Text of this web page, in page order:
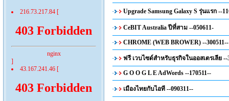
216.73.217.84 [
403 Forbidden
nginx
]
43.167.241.46 [
403 Forbidden
Upgrade Samsung Galaxy S รุ่นแรก --
CeBIT Australia ปีที่สาม --050611-
CHROME (WEB BROWER) --300511--
ฟรี เวบไซด์สำหรับธุรกิจในออสเตรเลีย --
G O O G L E AdWords --170511--
เมืองไทยกับไอที --090311--